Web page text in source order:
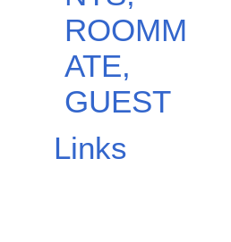
ROOMM
ATE,
GUEST
Links